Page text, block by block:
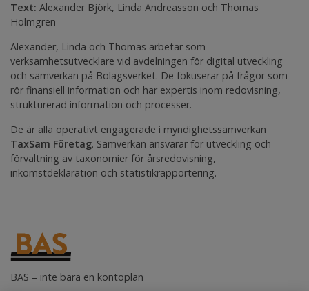
Text: Alexander Björk, Linda Andreasson och Thomas
Holmgren
Alexander, Linda och Thomas arbetar som
verksamhetsutvecklare vid avdelningen för digital utveckling
och samverkan på Bolagsverket. De fokuserar på frågor som
rör finansiell information och har expertis inom redovisning,
strukturerad information och processer.
De är alla operativt engagerade i myndighetssamverkan
TaxSam Företag. Samverkan ansvarar för utveckling och
förvaltning av taxonomier för årsredovisning,
inkomstdeklaration och statistikrapportering.
BAS – inte bara en kontoplan